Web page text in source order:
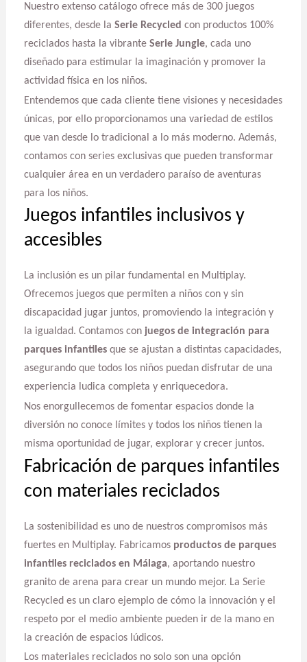
Nuestro extenso catálogo ofrece más de 300 juegos
diferentes, desde la Serie Recycled con productos 100%
reciclados hasta la vibrante Serie Jungle, cada uno
diseñado para estimular la imaginación y promover la
actividad física en los niños.
Entendemos que cada cliente tiene visiones y necesidades
únicas, por ello proporcionamos una variedad de estilos
que van desde lo tradicional a lo más moderno. Además,
contamos con series exclusivas que pueden transformar
cualquier área en un verdadero paraíso de aventuras
para los niños.
Juegos infantiles inclusivos y
accesibles
La inclusión es un pilar fundamental en Multiplay.
Ofrecemos juegos que permiten a niños con y sin
discapacidad jugar juntos, promoviendo la integración y
la igualdad. Contamos con juegos de integración para
parques infantilesque se ajustan a distintas capacidades,
asegurando que todos los niños puedan disfrutar de una
experiencia ludica completa y enriquecedora.
Nos enorgullecemos de fomentar espacios donde la
diversión no conoce límites y todos los niños tienen la
misma oportunidad de jugar, explorar y crecer juntos.
Fabricación de parques infantiles
con materiales reciclados
La sostenibilidad es uno de nuestros compromisos más
fuertes en Multiplay. Fabricamos productos de parques
infantiles reciclados en Málaga, aportando nuestro
granito de arena para crear un mundo mejor. La Serie
Recycled es un claro ejemplo de cómo la innovación y el
respeto por el medio ambiente pueden ir de la mano en
la creación de espacios lúdicos.
Los materiales reciclados no solo son una opción